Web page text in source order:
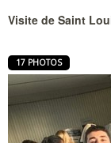
Visite de Saint
17 PHOTOS